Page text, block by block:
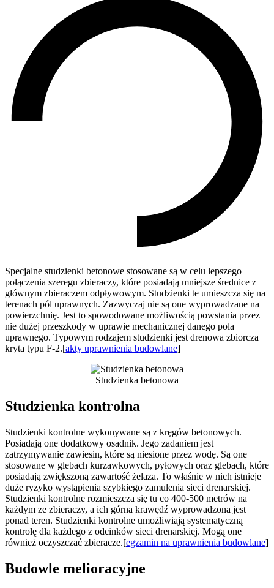
Specjalne studzienki betonowe stosowane są w celu lepszego
połączenia szeregu zbieraczy, które posiadają mniejsze średnice z
głównym zbieraczem odpływowym. Studzienki te umieszcza się na
terenach pól uprawnych. Zazwyczaj nie są one wyprowadzane na
powierzchnię. Jest to spowodowane możliwością powstania przez
nie dużej przeszkody w uprawie mechanicznej danego pola
uprawnego. Typowym rodzajem studzienki jest drenowa zbiorcza
kryta typu F-2.[akty uprawnienia budowlane]
Studzienka betonowa
Studzienka kontrolna
Studzienki kontrolne wykonywane są z kręgów betonowych.
Posiadają one dodatkowy osadnik. Jego zadaniem jest
zatrzymywanie zawiesin, które są niesione przez wodę. Są one
stosowane w glebach kurzawkowych, pyłowych oraz glebach, które
posiadają zwiększoną zawartość żelaza. To właśnie w nich istnieje
duże ryzyko wystąpienia szybkiego zamulenia sieci drenarskiej.
Studzienki kontrolne rozmieszcza się tu co 400-500 metrów na
każdym ze zbieraczy, a ich górna krawędź wyprowadzona jest
ponad teren. Studzienki kontrolne umożliwiają systematyczną
kontrolę dla każdego z odcinków sieci drenarskiej. Mogą one
również oczyszczać zbieracze.[egzamin na uprawnienia budowlane]
Budowle melioracyjne